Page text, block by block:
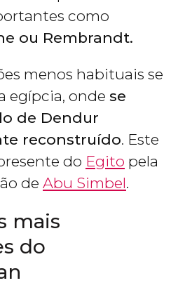
como
ou Rembrandt.
menos habituais se
egípcia, onde se
de Dendur
reconstruído. Este
do Egito pela
de Abu Simbel.
mais
do